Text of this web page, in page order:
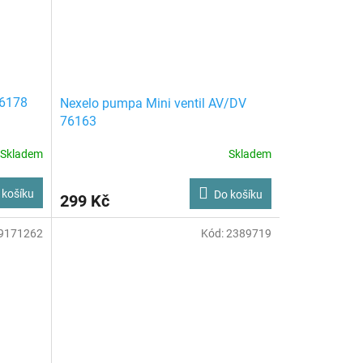
Skladem
košíku
Nexelo pumpa Mini ventil AV/DV
76163
Skladem
299 Kč Do košíku
Kód:2389719